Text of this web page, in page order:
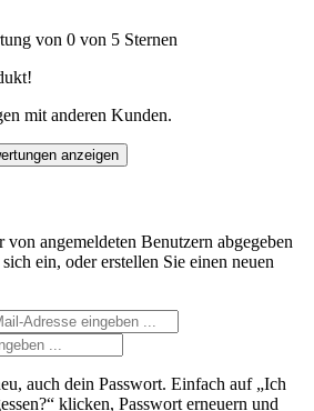
von 0 von 5 Sternen
mit anderen Kunden.
anzeigen
angemeldeten Benutzern abgegeben
ein, oder erstellen Sie einen neuen
auch dein Passwort. Einfach auf „Ich
klicken, Passwort erneuern und